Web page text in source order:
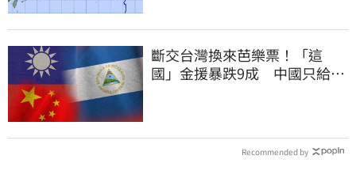
斷交台灣換來芭樂票！「這
國」金援暴跌9成 中國只給26
Recommended by